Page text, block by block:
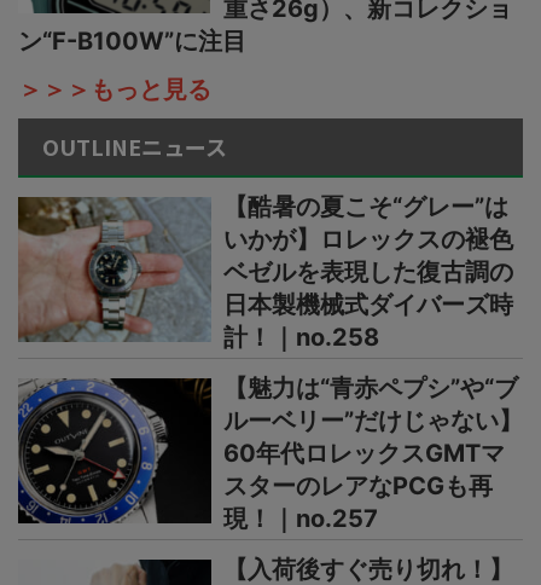
重さ26g）、新コレクショ
ン“F-B100W”に注目
＞＞＞もっと見る
OUTLINEニュース
【酷暑の夏こそ“グレー”は
いかが】ロレックスの褪色
ベゼルを表現した復古調の
日本製機械式ダイバーズ時
計！｜no.258
【魅力は“青赤ペプシ”や“ブ
ルーベリー”だけじゃない】
60年代ロレックスGMTマ
スターのレアなPCGも再
現！｜no.257
【入荷後すぐ売り切れ！】